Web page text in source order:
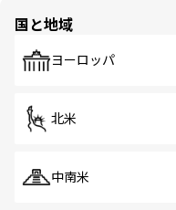
で、ホーカーズ
国と地域
ヨーロッパ
北米
中南米